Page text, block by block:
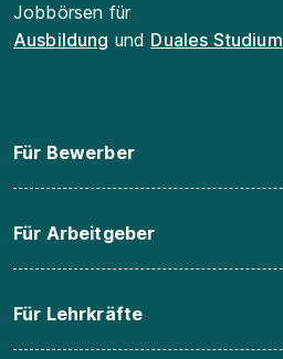
Jobbörsen für
Ausbildung und Duales Studium
Für Bewerber
Für Arbeitgeber
Für Lehrkräfte